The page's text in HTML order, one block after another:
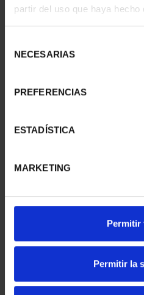
partir del uso que haya
NECESARIAS
PREFERENCIAS
ESTADÍSTICA
MARKETING
Permitir
Permitir la
GOYA-MONEDA 8
4.280,00 €